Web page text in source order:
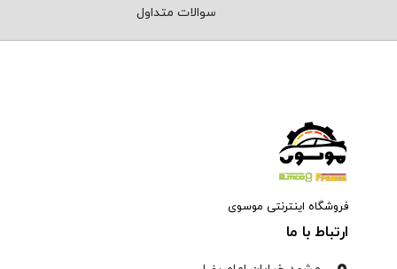
سوالات متداول
فروشگاه اینترنتی موسوی
ارتباط با ما